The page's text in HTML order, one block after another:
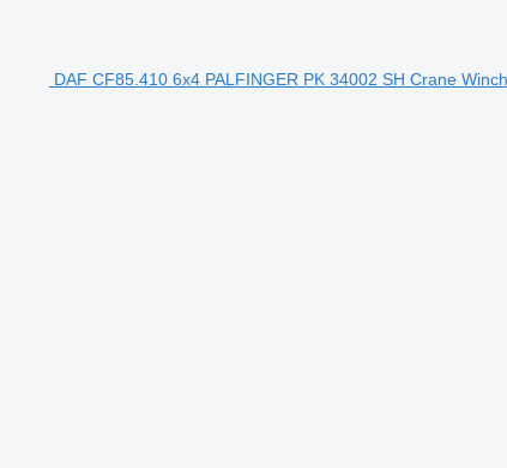
DAF CF85.410 6x4 PALFINGER PK 34002 SH Crane